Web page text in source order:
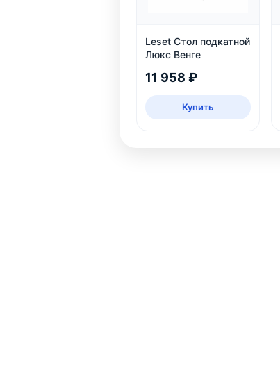
Leset Стол подкатной
Люкс Венге
11 958 ₽
Купить